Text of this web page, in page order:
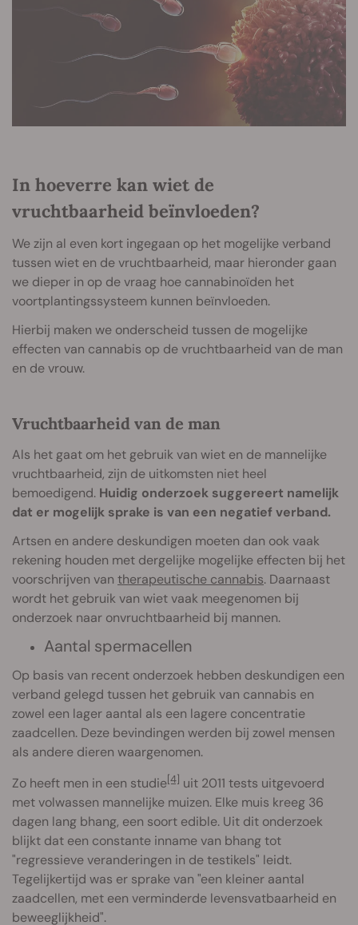
In hoeverre kan wiet de
vruchtbaarheid beïnvloeden?
We zijn al even kort ingegaan op het mogelijke verband
tussen wiet en de vruchtbaarheid, maar hieronder gaan
we dieper in op de vraag hoe cannabinoïden het
voortplantingssysteem kunnen beïnvloeden.
Hierbij maken we onderscheid tussen de mogelijke
effecten van cannabis op de vruchtbaarheid van de man
en de vrouw.
Vruchtbaarheid van de man
Als het gaat om het gebruik van wiet en de mannelijke
vruchtbaarheid, zijn de uitkomsten niet heel
bemoedigend. Huidig onderzoek suggereert namelijk
dat er mogelijk sprake is van een negatief verband.
Artsen en andere deskundigen moeten dan ook vaak
rekening houden met dergelijke mogelijke effecten bij het
voorschrijven van therapeutische cannabis. Daarnaast
wordt het gebruik van wiet vaak meegenomen bij
onderzoek naar onvruchtbaarheid bij mannen.
Aantal spermacellen
Op basis van recent onderzoek hebben deskundigen een
verband gelegd tussen het gebruik van cannabis en
zowel een lager aantal als een lagere concentratie
zaadcellen. Deze bevindingen werden bij zowel mensen
als andere dieren waargenomen.
Zo heeft men in een studie[4] uit 2011 tests uitgevoerd
met volwassen mannelijke muizen. Elke muis kreeg 36
dagen lang bhang, een soort edible. Uit dit onderzoek
blijkt dat een constante inname van bhang tot
"regressieve veranderingen in de testikels" leidt.
Tegelijkertijd was er sprake van "een kleiner aantal
zaadcellen, met een verminderde levensvatbaarheid en
beweeglijkheid".